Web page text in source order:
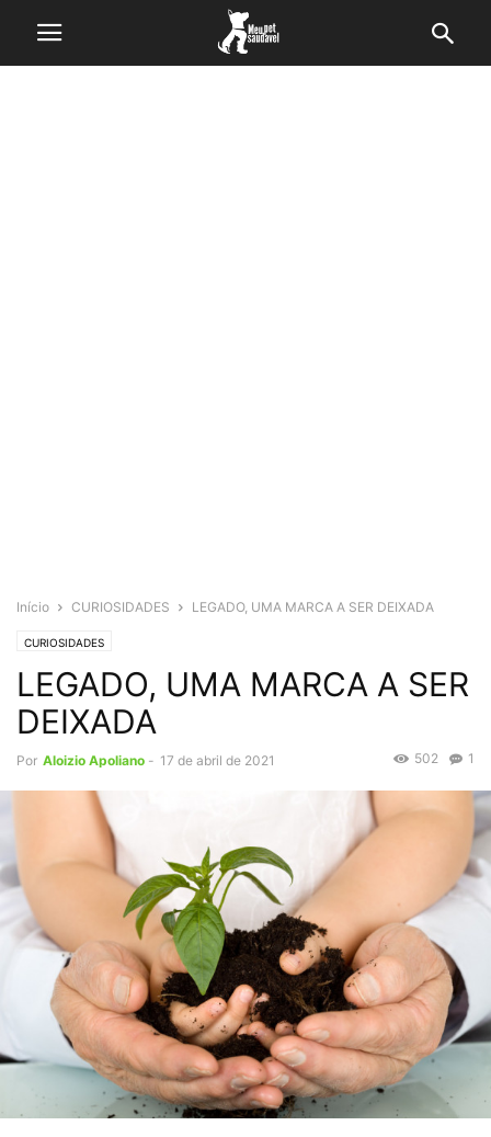
Início CURIOSIDADES LEGADO, UMA MARCA A SER DEIXADA
CURIOSIDADES
LEGADO, UMA MARCA A SER
DEIXADA
Por Aloizio Apoliano - 17 de abril de 2021 1
502